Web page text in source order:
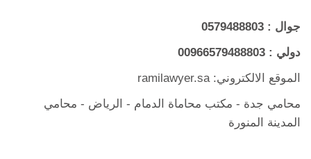
جوال : 0579488803
دولي : 00966579488803
الموقع الالكتروني: ramilawyer.sa
محامي جدة - مكتب محاماة الدمام - الرياض - محامي
المدينة المنورة